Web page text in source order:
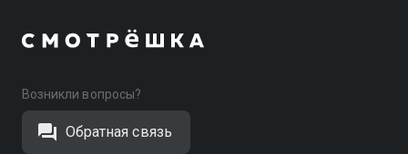
Возникли вопросы?
Обратная связь